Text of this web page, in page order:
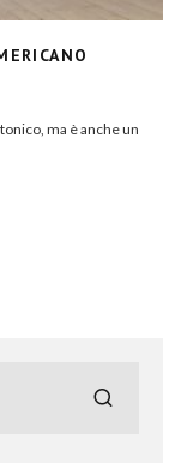
ma è anche un